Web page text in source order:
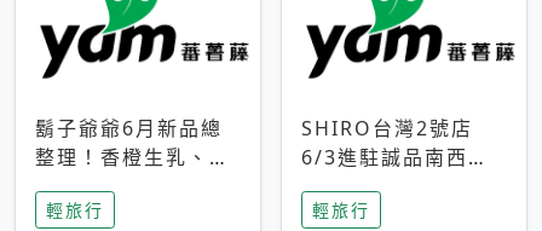
鬍子爺爺6月新品總
整理！香橙生乳、青
檸乳酪到PAPA磁
鐵，販售細節一次看
輕旅行
SHIRO台灣2號店
6/3進駐誠品南西！
限定香氛「果茶」與
永續店裝同步亮相
輕旅行